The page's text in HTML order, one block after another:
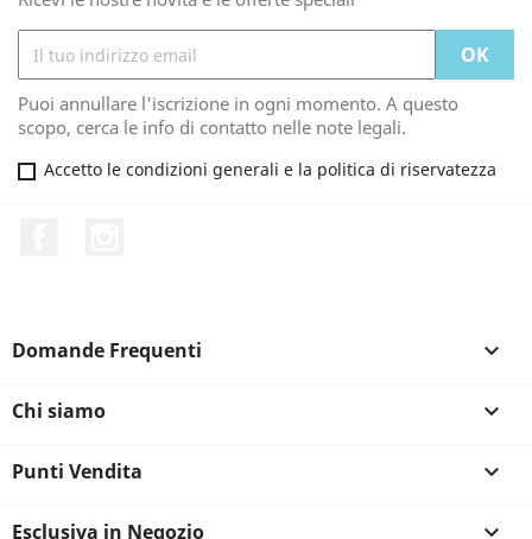
Puoi annullare l'iscrizione in ogni momento. A questo
scopo, cerca le info di contatto nelle note legali.
Accetto le condizioni generali e la politica di riservatezza
Domande Frequenti 
Chi siamo 
Punti Vendita 
Esclusiva in Negozio 